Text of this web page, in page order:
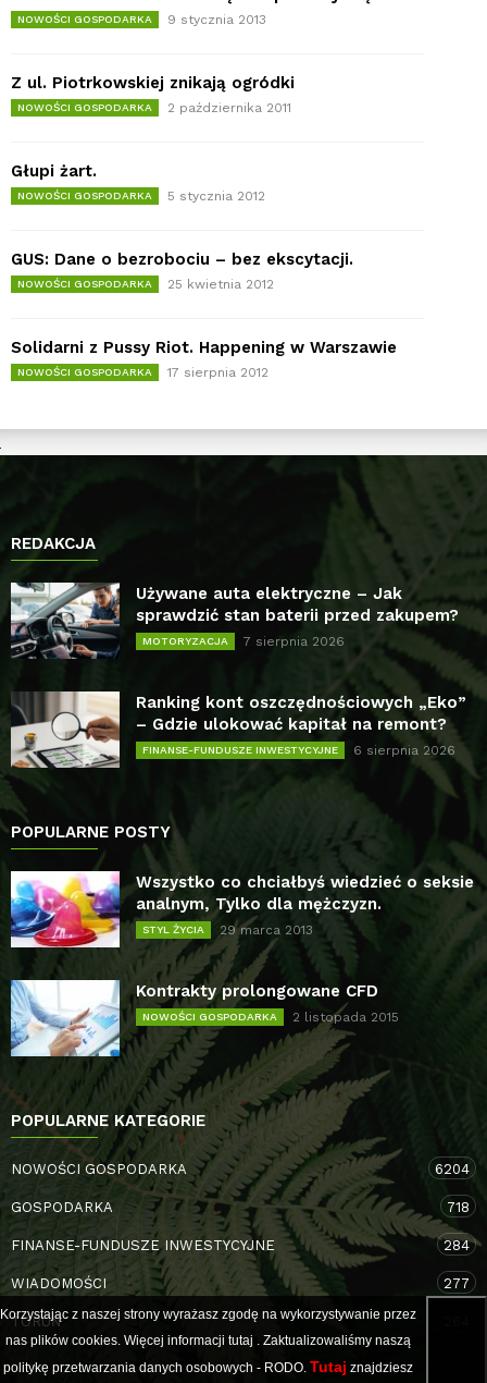
NOWOŚCI GOSPODARKA 9 stycznia 2013
Z ul. Piotrkowskiej znikają ogródki
NOWOŚCI GOSPODARKA 2 października 2011
Głupi żart.
NOWOŚCI GOSPODARKA 5 stycznia 2012
GUS: Dane o bezrobociu – bez ekscytacji.
NOWOŚCI GOSPODARKA 25 kwietnia 2012
Solidarni z Pussy Riot. Happening w Warszawie
NOWOŚCI GOSPODARKA 17 sierpnia 2012
REDAKCJA
Używane auta elektryczne – Jak
sprawdzić stan baterii przed zakupem?
MOTORYZACJA 7 sierpnia 2026
Ranking kont oszczędnościowych „Eko”
– Gdzie ulokować kapitał na remont?
FINANSE-FUNDUSZE INWESTYCYJNE 6 sierpnia 2026
POPULARNE POSTY
Wszystko co chciałbyś wiedzieć o seksie
analnym, Tylko dla mężczyzn.
STYL ŻYCIA 29 marca 2013
Kontrakty prolongowane CFD
NOWOŚCI GOSPODARKA 2 listopada 2015
POPULARNE KATEGORIE
NOWOŚCI GOSPODARKA 6204
GOSPODARKA 718
FINANSE-FUNDUSZE INWESTYCYJNE 284
WIADOMOŚCI 277
TORUŃ
Korzystając z naszej strony wyrażasz zgodę na wykorzystywanie przez
nas plików cookies. Więcej informacji tutaj . Zaktualizowaliśmy naszą
politykę przetwarzania danych osobowych - RODO. Tutaj znajdziesz